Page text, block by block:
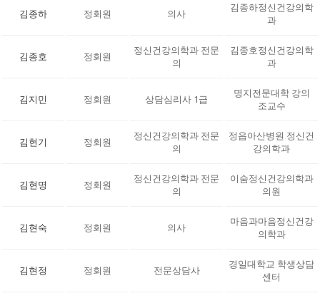
김종하 정회원 의사
김종하정신건강의학
과
김종호 정회원
정신건강의학과 전문
의
김종호정신건강의학
과
김지민 정회원 상담심리사 1급
명지전문대학 강의
조교수
김현기 정회원
정신건강의학과 전문
의
정읍아산병원 정신건
강의학과
김현명 정회원
정신건강의학과 전문
의
이숨정신건강의학과
의원
김현숙 정회원 의사
마음과마음정신건강
의학과
김현정 정회원 전문상담사
경일대학교 학생상담
센터